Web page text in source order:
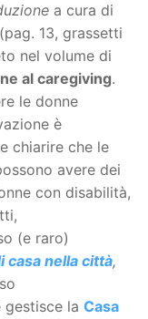
a cura di
13, grassetti
nel volume di
al caregiving.
le donne
è
chiarire che le
avere dei
con disabilità,
(e raro)
casa nella città,
gestisce la Casa